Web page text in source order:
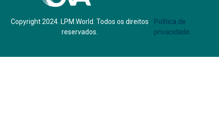
Copyright 2024. LPM.World. Todos os direitos
reservados.
Política de
privacidade.